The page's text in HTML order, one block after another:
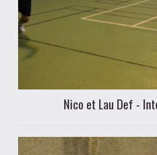
Nico et Lau Def -